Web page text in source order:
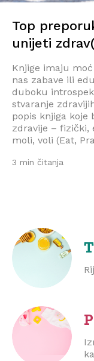
Top
unijeti
Knjige imaju
nas zabave ili
duboku
stvaranje
popis knjiga koje
zdravije – fizički,
moli, voli (Eat,
3 min čitanja